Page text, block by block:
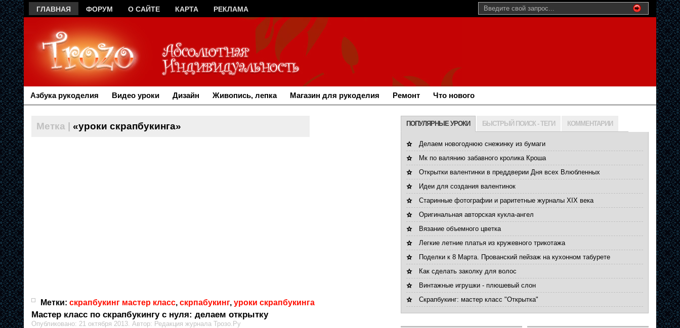
ГЛАВНАЯ ФОРУМ О САЙТЕ КАРТА РЕКЛАМА
Азбука рукоделия Видео уроки Дизайн Живопись, лепка Магазин для рукоделия Ремонт Что нового
Метка | «уроки скрапбукинга»
Метки: скрапбукинг мастер класс, скрпабукинг, уроки скрапбукинга
Мастер класс по скрапбукингу с нуля: делаем открытку
Опубликовано: 21 октября 2013. Автор: Редакция журнала Трозо.Ру
ПОПУЛЯРНЫЕ УРОКИ БЫСТРЫЙ ПОИСК - ТЕГИ КОММЕНТАРИИ
Делаем новогоднюю снежинку из бумаги
Мк по валянию забавного кролика Кроша
Открытки валентинки в преддверии Дня всех Влюбленных
Идеи для создания валентинок
Старинные фотографии и раритетные журналы XIX века
Оригинальная авторская кукла-ангел
Вязание объемного цветка
Легкие летние платья из кружевного трикотажа
Поделки к 8 Марта. Прованский пейзаж на кухонном табурете
Как сделать заколку для волос
Винтажные игрушки - плюшевый слон
Скрапбукинг: мастер класс "Открытка"